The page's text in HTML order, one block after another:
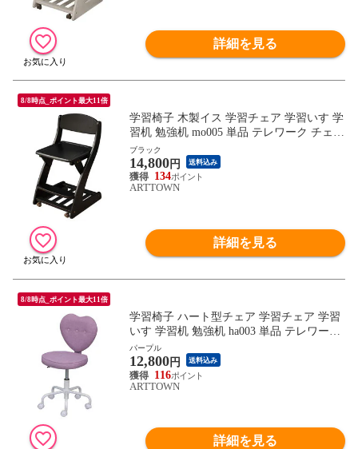
詳細を見る
8/8時点_ポイント最大11倍
学習椅子 木製イス 学習チェア 学習いす 学
習机 勉強机 mo005 単品 テレワーク チェア
/ ブラック / -ART
ブラック
14,800円 送料込み
134
ARTTOWN
詳細を見る
8/8時点_ポイント最大11倍
学習椅子 ハート型チェア 学習チェア 学習
いす 学習机 勉強机 ha003 単品 テレワーク
チェア / パープル / -ART
パープル
12,800円 送料込み
116
ARTTOWN
詳細を見る